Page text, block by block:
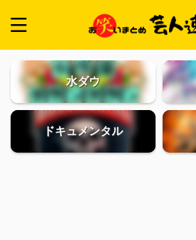
水ダウ
ドキュメンタル